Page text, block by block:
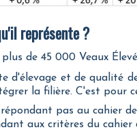
représente ?
de 45 000 Veaux
d'élevage et de qualité
la filière. C'est pour
pas au cahier
aux critères du